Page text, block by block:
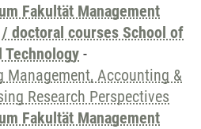
Fakultät Management
doctoral courses School of
Technology -
Management, Accounting &
Research Perspectives
Fakultät Management